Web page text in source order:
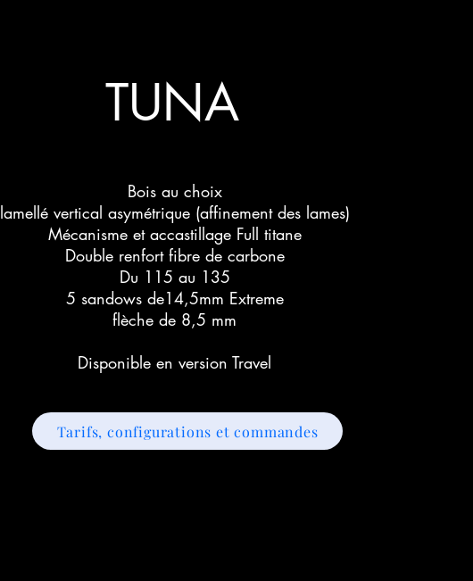
TUNA
Bois au choix
lamellé vertical asymétrique (affinement des lames)
Mécanisme et accastillage Full titane
Double renfort fibre de carbone
Du 115 au 135
5 sandows de14,5mm Extreme
flèche de 8,5 mm​
Disponible en version Travel
Tarifs, configurations et commandes